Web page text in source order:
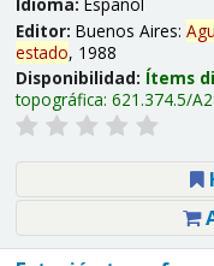
Editor: Buenos Aires:
estado, 1988
Disponibilidad: Ítems
topográfica: 621.374.5/